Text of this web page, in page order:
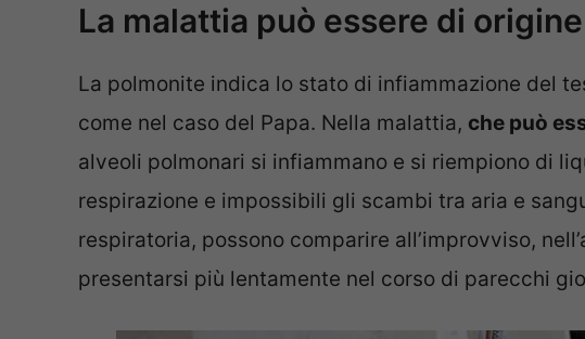
La malattia può essere di
La polmonite indica lo stato di infiammazione del
come nel caso del Papa. Nella malattia, che può
alveoli polmonari si infiammano e si riempiono di
respirazione e impossibili gli scambi tra aria e
respiratoria, possono comparire all’improvviso,
presentarsi più lentamente nel corso di parecchi